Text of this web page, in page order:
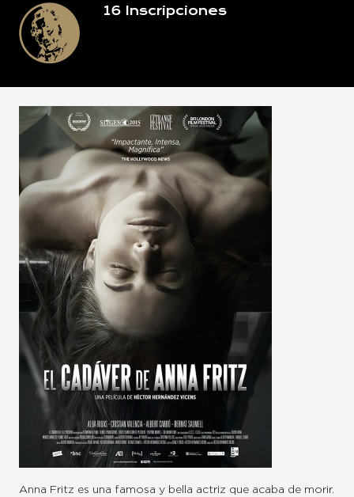
16 Inscripciones
Anna Fritz es una famosa y bella actriz que acaba de morir.